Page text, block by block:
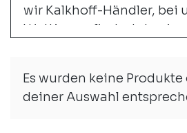
wir Kalkhoff-Händler, bei
Wettingen findest du eine
Es wurden keine
deiner Auswahl